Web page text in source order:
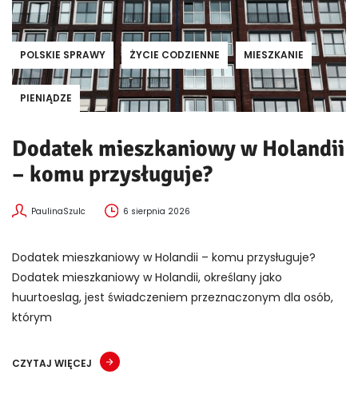
POLSKIE SPRAWY ŻYCIE CODZIENNE MIESZKANIE
PIENIĄDZE
Dodatek mieszkaniowy w Holandii
– komu przysługuje?
PaulinaSzulc 6 sierpnia 2026
Dodatek mieszkaniowy w Holandii – komu przysługuje?
Dodatek mieszkaniowy w Holandii, określany jako
huurtoeslag, jest świadczeniem przeznaczonym dla osób,
którym
CZYTAJ WIĘCEJ